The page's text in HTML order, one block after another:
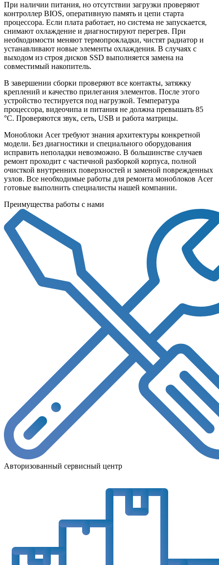
При наличии питания, но отсутствии загрузки проверяют
контроллер BIOS, оперативную память и цепи старта
процессора. Если плата работает, но система не запускается,
снимают охлаждение и диагностируют перегрев. При
необходимости меняют термопрокладки, чистят радиатор и
устанавливают новые элементы охлаждения. В случаях с
выходом из строя дисков SSD выполняется замена на
совместимый накопитель.
В завершении сборки проверяют все контакты, затяжку
креплений и качество прилегания элементов. После этого
устройство тестируется под нагрузкой. Температура
процессора, видеочипа и питания не должна превышать 85
°C. Проверяются звук, сеть, USB и работа матрицы.
Моноблоки Acer требуют знания архитектуры конкретной
модели. Без диагностики и специального оборудования
исправить неполадки невозможно. В большинстве случаев
ремонт проходит с частичной разборкой корпуса, полной
очисткой внутренних поверхностей и заменой поврежденных
узлов. Все необходимые работы для ремонта моноблоков Acer
готовые выполнить специалисты нашей компании.
Преимущества работы с нами
Авторизованный сервисный центр